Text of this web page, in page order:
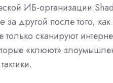
ИБ-организации
за другой после того,
только сканируют
«клюют»